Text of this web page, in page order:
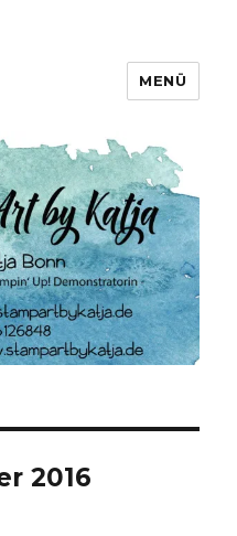
MENÜ
2016